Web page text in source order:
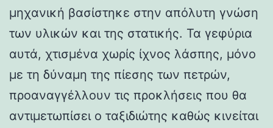
μηχανική βασίστηκε στην απόλυτη γνώση
των υλικών και της στατικής. Τα γεφύρια
αυτά, χτισμένα χωρίς ίχνος λάσπης, μόνο
με τη δύναμη της πίεσης των πετρών,
προαναγγέλλουν τις προκλήσεις που θα
αντιμετωπίσει ο ταξιδιώτης καθώς κινείται